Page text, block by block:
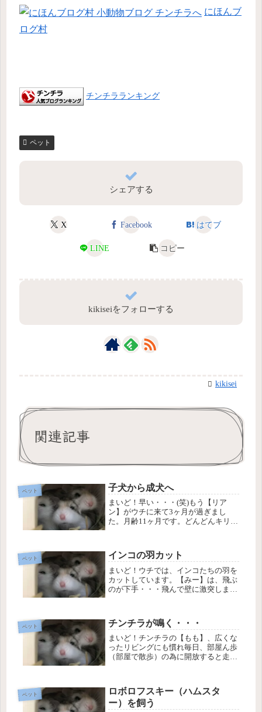
にほんブ
ログ村
チンチラランキング
ペット
シェアする
X Facebook はてブ
LINE コピー
kikiseiをフォローする
kikisei
関連記事
ペット 子犬から成犬へ
まいど！早い・・・(笑)もう【リア
ン】がウチに来て3ヶ月が過ぎまし
た。月齢11ヶ月です。どんどんキリッ
せてくれる。今が一番可愛い時期かも
知れませんね。ほなっ！ にほんブロ...
ペット インコの羽カット
まいど！ウチでは、インコたちの羽を
カットしています。【みー】は、飛ぶ
のが下手・・・飛んで壁に激突しま
狭いカゴの中で、羽ばたきまくって、
同じく内出血からの流血・・どちら
も、羽...
ペット チンチラが鳴く・・・
まいど！チンチラの【もも】、広くな
ったリビングにも慣れ毎日、部屋ん歩
（部屋で散歩）の為に開放すると走り
仲間だと思っているのか起きている時
に「くーくーくー」と鳴くようになり
ま...
ペット
ロボロフスキー（ハムスタ
ー）を飼う